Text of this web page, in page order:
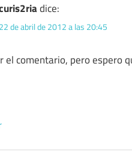
dice:
22 de abril de 2012 a las 20:45
el comentario, pero espero